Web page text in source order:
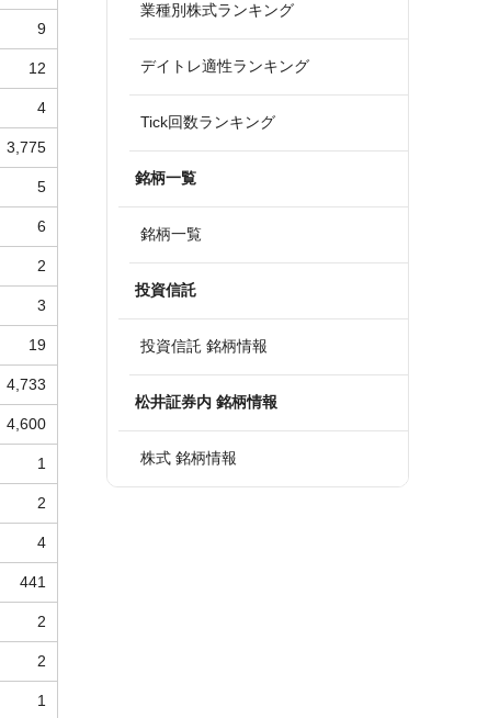
9
12
4
3,775
5
6
2
3
19
4,733
4,600
1
2
4
441
2
2
1
業種別株式ランキング
デイトレ適性ランキング
Tick回数ランキング
銘柄一覧
銘柄一覧
投資信託
投資信託 銘柄情報
松井証券内 銘柄情報
株式 銘柄情報